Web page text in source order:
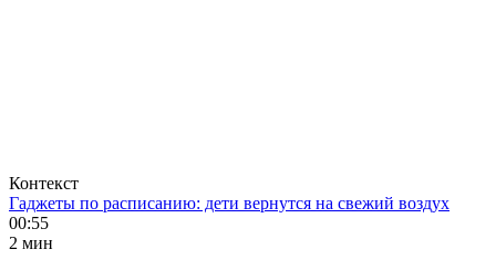
Контекст
Гаджеты по расписанию: дети вернутся на свежий воздух
00:55
2 мин